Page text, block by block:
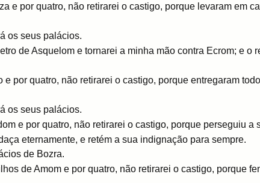
e por quatro, não retirarei o castigo, porque levaram em
os seus palácios.
de Asquelom e tornarei a minha mão contra Ecrom; e o
por quatro, não retirarei o castigo, porque entregaram
os seus palácios.
e por quatro, não retirarei o castigo, porque perseguiu a
eternamente, e retém a sua indignação para sempre.
de Bozra.
de Amom e por quatro, não retirarei o castigo, porque